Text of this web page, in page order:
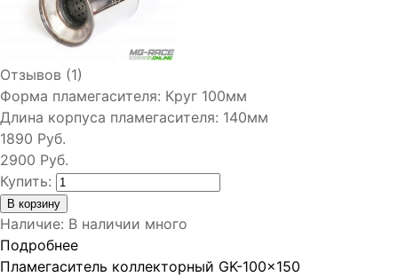
Отзывов (1)
Форма пламегасителя: Круг 100мм
Длина корпуса пламегасителя: 140мм
1890 Руб.
2900 Руб.
Купить:
Наличие: В наличии много
Подробнее
Пламегаситель коллекторный GK-100x150